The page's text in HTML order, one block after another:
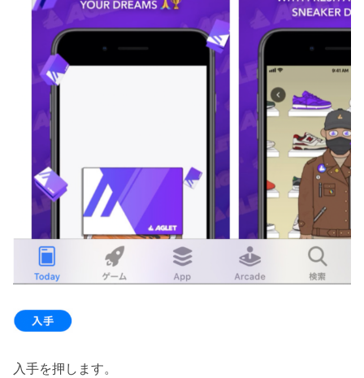
入手を押します。